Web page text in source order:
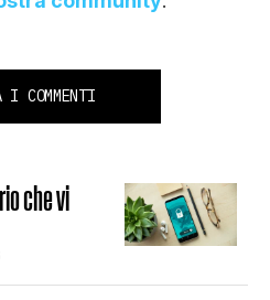
I COMMENTI
che vi